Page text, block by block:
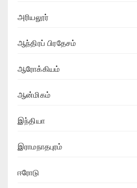
அரியலூர்
ஆந்திரப் பிரதேசம்
ஆரோக்கியம்
ஆன்மிகம்
இந்தியா
இராமநாதபுரம்
ஈரோடு